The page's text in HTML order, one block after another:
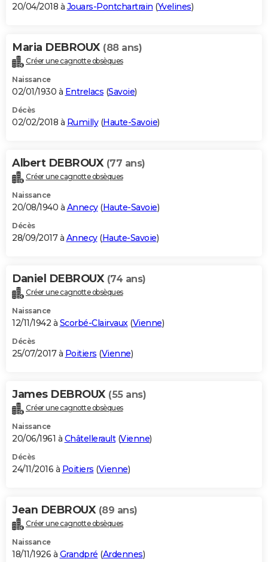
20/04/2018 à Jouars-Pontchartrain (Yvelines)
Maria DEBROUX (88 ans)
Créer une cagnotte obsèques
Naissance
02/01/1930 à Entrelacs (Savoie)
Décès
02/02/2018 à Rumilly(Haute-Savoie)
Albert DEBROUX (77 ans)
Créer une cagnotte obsèques
Naissance
20/08/1940 à Annecy(Haute-Savoie)
Décès
28/09/2017 à Annecy(Haute-Savoie)
Daniel DEBROUX (74 ans)
Créer une cagnotte obsèques
Naissance
12/11/1942 à Scorbé-Clairvaux(Vienne)
Décès
25/07/2017 à Poitiers (Vienne)
James DEBROUX (55 ans)
Créer une cagnotte obsèques
Naissance
20/06/1961 à Châtellerault(Vienne)
Décès
24/11/2016 à Poitiers (Vienne)
Jean DEBROUX (89 ans)
Créer une cagnotte obsèques
Naissance
18/11/1926 à Grandpré (Ardennes)